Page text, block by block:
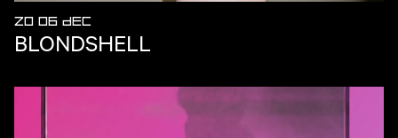
ZO 06 DEC
BLONDSHELL